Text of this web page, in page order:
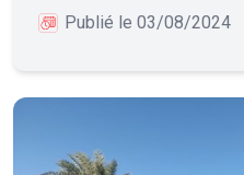
Publié le 03/08/2024